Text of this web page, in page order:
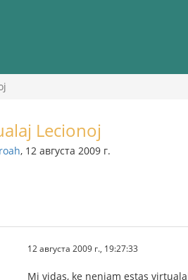
Lecionoj
, 12 августа 2009 г.
12 августа 2009 г., 19:27:33
Mi vidas, ke neniam estas